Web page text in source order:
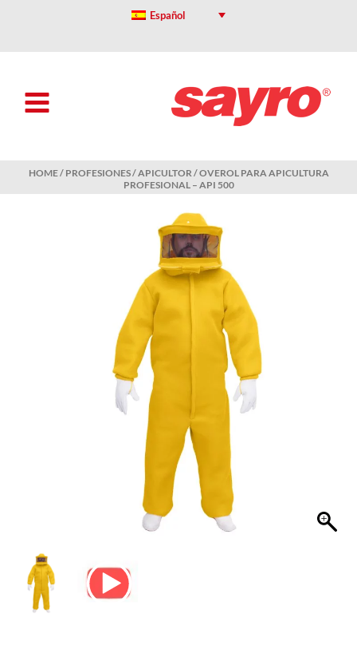
Español
HOME/ PROFESIONES/APICULTOR / OVEROL PARA APICULTURA
PROFESIONAL – API 500